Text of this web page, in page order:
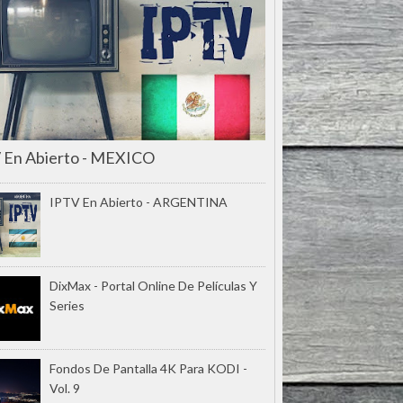
Abierto - MEXICO
IPTV En Abierto - ARGENTINA
DixMax - Portal Online De Películas Y
Series
Fondos De Pantalla 4K Para KODI -
Vol. 9